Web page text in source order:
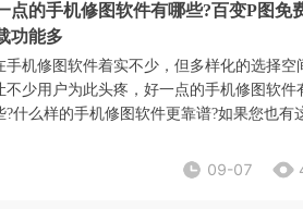
点的手机修图软件有哪些?百变P图免
功能多
手机修图软件着实不少，但多样化的选择空
不少用户为此头疼，好一点的手机修图软件
?什么样的手机修图软件更靠谱?如果您也有
09-07